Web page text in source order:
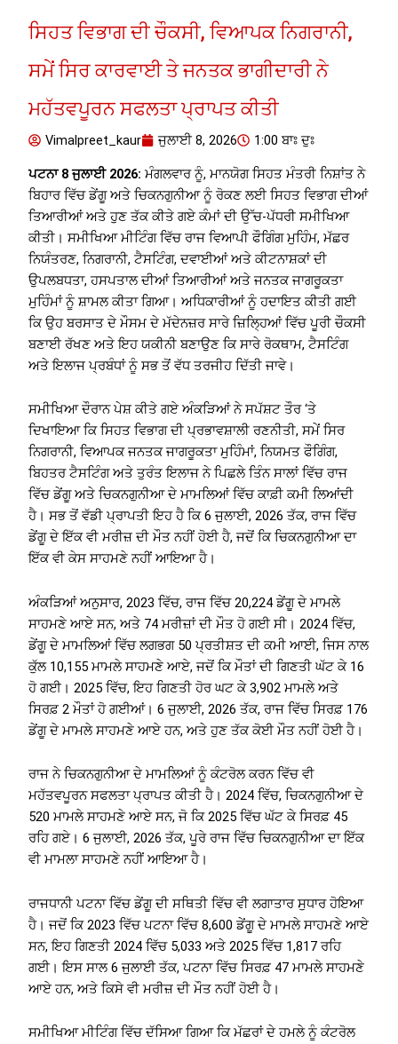
ਸਿਹਤ ਵਿਭਾਗ ਦੀ ਚੌਕਸੀ, ਵਿਆਪਕ ਨਿਗਰਾਨੀ,
ਸਮੇਂ ਸਿਰ ਕਾਰਵਾਈ ਤੇ ਜਨਤਕ ਭਾਗੀਦਾਰੀ ਨੇ
ਮਹੱਤਵਪੂਰਨ ਸਫਲਤਾ ਪ੍ਰਾਪਤ ਕੀਤੀ
Vimalpreet_kaur ਜੁਲਾਈ 8, 2026 1:00 ਬਾਃ ਦੁਃ
ਪਟਨਾ 8 ਜੁਲਾਈ 2026: ਮੰਗਲਵਾਰ ਨੂੰ, ਮਾਨਯੋਗ ਸਿਹਤ ਮੰਤਰੀ ਨਿਸ਼ਾਂਤ ਨੇ
ਬਿਹਾਰ ਵਿੱਚ ਡੇਂਗੂ ਅਤੇ ਚਿਕਨਗੁਨੀਆ ਨੂੰ ਰੋਕਣ ਲਈ ਸਿਹਤ ਵਿਭਾਗ ਦੀਆਂ
ਤਿਆਰੀਆਂ ਅਤੇ ਹੁਣ ਤੱਕ ਕੀਤੇ ਗਏ ਕੰਮਾਂ ਦੀ ਉੱਚ-ਪੱਧਰੀ ਸਮੀਖਿਆ
ਕੀਤੀ। ਸਮੀਖਿਆ ਮੀਟਿੰਗ ਵਿੱਚ ਰਾਜ ਵਿਆਪੀ ਫੌਗਿੰਗ ਮੁਹਿੰਮ, ਮੱਛਰ
ਨਿਯੰਤਰਣ, ਨਿਗਰਾਨੀ, ਟੈਸਟਿੰਗ, ਦਵਾਈਆਂ ਅਤੇ ਕੀਟਨਾਸ਼ਕਾਂ ਦੀ
ਉਪਲਬਧਤਾ, ਹਸਪਤਾਲ ਦੀਆਂ ਤਿਆਰੀਆਂ ਅਤੇ ਜਨਤਕ ਜਾਗਰੂਕਤਾ
ਮੁਹਿੰਮਾਂ ਨੂੰ ਸ਼ਾਮਲ ਕੀਤਾ ਗਿਆ। ਅਧਿਕਾਰੀਆਂ ਨੂੰ ਹਦਾਇਤ ਕੀਤੀ ਗਈ
ਕਿ ਉਹ ਬਰਸਾਤ ਦੇ ਮੌਸਮ ਦੇ ਮੱਦੇਨਜ਼ਰ ਸਾਰੇ ਜ਼ਿਲ੍ਹਿਆਂ ਵਿੱਚ ਪੂਰੀ ਚੌਕਸੀ
ਬਣਾਈ ਰੱਖਣ ਅਤੇ ਇਹ ਯਕੀਨੀ ਬਣਾਉਣ ਕਿ ਸਾਰੇ ਰੋਕਥਾਮ, ਟੈਸਟਿੰਗ
ਅਤੇ ਇਲਾਜ ਪ੍ਰਬੰਧਾਂ ਨੂੰ ਸਭ ਤੋਂ ਵੱਧ ਤਰਜੀਹ ਦਿੱਤੀ ਜਾਵੇ।
ਸਮੀਖਿਆ ਦੌਰਾਨ ਪੇਸ਼ ਕੀਤੇ ਗਏ ਅੰਕੜਿਆਂ ਨੇ ਸਪੱਸ਼ਟ ਤੌਰ ‘ਤੇ
ਦਿਖਾਇਆ ਕਿ ਸਿਹਤ ਵਿਭਾਗ ਦੀ ਪ੍ਰਭਾਵਸ਼ਾਲੀ ਰਣਨੀਤੀ, ਸਮੇਂ ਸਿਰ
ਨਿਗਰਾਨੀ, ਵਿਆਪਕ ਜਨਤਕ ਜਾਗਰੂਕਤਾ ਮੁਹਿੰਮਾਂ, ਨਿਯਮਤ ਫੌਗਿੰਗ,
ਬਿਹਤਰ ਟੈਸਟਿੰਗ ਅਤੇ ਤੁਰੰਤ ਇਲਾਜ ਨੇ ਪਿਛਲੇ ਤਿੰਨ ਸਾਲਾਂ ਵਿੱਚ ਰਾਜ
ਵਿੱਚ ਡੇਂਗੂ ਅਤੇ ਚਿਕਨਗੁਨੀਆ ਦੇ ਮਾਮਲਿਆਂ ਵਿੱਚ ਕਾਫ਼ੀ ਕਮੀ ਲਿਆਂਦੀ
ਹੈ। ਸਭ ਤੋਂ ਵੱਡੀ ਪ੍ਰਾਪਤੀ ਇਹ ਹੈ ਕਿ 6 ਜੁਲਾਈ, 2026 ਤੱਕ, ਰਾਜ ਵਿੱਚ
ਡੇਂਗੂ ਦੇ ਇੱਕ ਵੀ ਮਰੀਜ਼ ਦੀ ਮੌਤ ਨਹੀਂ ਹੋਈ ਹੈ, ਜਦੋਂ ਕਿ ਚਿਕਨਗੁਨੀਆ ਦਾ
ਇੱਕ ਵੀ ਕੇਸ ਸਾਹਮਣੇ ਨਹੀਂ ਆਇਆ ਹੈ।
ਅੰਕੜਿਆਂ ਅਨੁਸਾਰ, 2023 ਵਿੱਚ, ਰਾਜ ਵਿੱਚ 20,224 ਡੇਂਗੂ ਦੇ ਮਾਮਲੇ
ਸਾਹਮਣੇ ਆਏ ਸਨ, ਅਤੇ 74 ਮਰੀਜ਼ਾਂ ਦੀ ਮੌਤ ਹੋ ਗਈ ਸੀ। 2024 ਵਿੱਚ,
ਡੇਂਗੂ ਦੇ ਮਾਮਲਿਆਂ ਵਿੱਚ ਲਗਭਗ 50 ਪ੍ਰਤੀਸ਼ਤ ਦੀ ਕਮੀ ਆਈ, ਜਿਸ ਨਾਲ
ਕੁੱਲ 10,155 ਮਾਮਲੇ ਸਾਹਮਣੇ ਆਏ, ਜਦੋਂ ਕਿ ਮੌਤਾਂ ਦੀ ਗਿਣਤੀ ਘੱਟ ਕੇ 16
ਹੋ ਗਈ। 2025 ਵਿੱਚ, ਇਹ ਗਿਣਤੀ ਹੋਰ ਘਟ ਕੇ 3,902 ਮਾਮਲੇ ਅਤੇ
ਸਿਰਫ਼ 2 ਮੌਤਾਂ ਹੋ ਗਈਆਂ। 6 ਜੁਲਾਈ, 2026 ਤੱਕ, ਰਾਜ ਵਿੱਚ ਸਿਰਫ਼ 176
ਡੇਂਗੂ ਦੇ ਮਾਮਲੇ ਸਾਹਮਣੇ ਆਏ ਹਨ, ਅਤੇ ਹੁਣ ਤੱਕ ਕੋਈ ਮੌਤ ਨਹੀਂ ਹੋਈ ਹੈ।
ਰਾਜ ਨੇ ਚਿਕਨਗੁਨੀਆ ਦੇ ਮਾਮਲਿਆਂ ਨੂੰ ਕੰਟਰੋਲ ਕਰਨ ਵਿੱਚ ਵੀ
ਮਹੱਤਵਪੂਰਨ ਸਫਲਤਾ ਪ੍ਰਾਪਤ ਕੀਤੀ ਹੈ। 2024 ਵਿੱਚ, ਚਿਕਨਗੁਨੀਆ ਦੇ
520 ਮਾਮਲੇ ਸਾਹਮਣੇ ਆਏ ਸਨ, ਜੋ ਕਿ 2025 ਵਿੱਚ ਘੱਟ ਕੇ ਸਿਰਫ਼ 45
ਰਹਿ ਗਏ। 6 ਜੁਲਾਈ, 2026 ਤੱਕ, ਪੂਰੇ ਰਾਜ ਵਿੱਚ ਚਿਕਨਗੁਨੀਆ ਦਾ ਇੱਕ
ਵੀ ਮਾਮਲਾ ਸਾਹਮਣੇ ਨਹੀਂ ਆਇਆ ਹੈ।
ਰਾਜਧਾਨੀ ਪਟਨਾ ਵਿੱਚ ਡੇਂਗੂ ਦੀ ਸਥਿਤੀ ਵਿੱਚ ਵੀ ਲਗਾਤਾਰ ਸੁਧਾਰ ਹੋਇਆ
ਹੈ। ਜਦੋਂ ਕਿ 2023 ਵਿੱਚ ਪਟਨਾ ਵਿੱਚ 8,600 ਡੇਂਗੂ ਦੇ ਮਾਮਲੇ ਸਾਹਮਣੇ ਆਏ
ਸਨ, ਇਹ ਗਿਣਤੀ 2024 ਵਿੱਚ 5,033 ਅਤੇ 2025 ਵਿੱਚ 1,817 ਰਹਿ
ਗਈ। ਇਸ ਸਾਲ 6 ਜੁਲਾਈ ਤੱਕ, ਪਟਨਾ ਵਿੱਚ ਸਿਰਫ਼ 47 ਮਾਮਲੇ ਸਾਹਮਣੇ
ਆਏ ਹਨ, ਅਤੇ ਕਿਸੇ ਵੀ ਮਰੀਜ਼ ਦੀ ਮੌਤ ਨਹੀਂ ਹੋਈ ਹੈ।
ਸਮੀਖਿਆ ਮੀਟਿੰਗ ਵਿੱਚ ਦੱਸਿਆ ਗਿਆ ਕਿ ਮੱਛਰਾਂ ਦੇ ਹਮਲੇ ਨੂੰ ਕੰਟਰੋਲ